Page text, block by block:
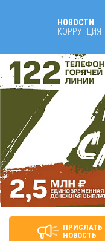
НОВОСТИ
КОРРУПЦИЯ
ПРИСЛАТЬ
НОВОСТЬ